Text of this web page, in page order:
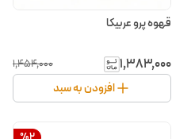
قهوه پرو عربیکا
۱٬۳۸۳٬۰۰۰ ۱٬۴۵۴٬۰۰۰
افزودن به سبد